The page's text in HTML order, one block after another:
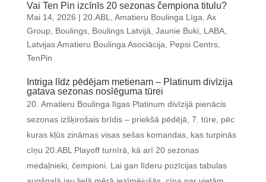
Vai Ten Pin izcīnīs 20 sezonas čempiona titulu?
Mai 14, 2026 | 20.ABL Amatieru Boulinga Līga Ax
Group, Boulings, Boulings Latvijā Jaunie Buki, LABA,
Latvijas Amatieru Boulinga Asociācija
Pepsi Centrs,
TenPin
Intriga līdz pēdējam metienam – Platinum divīzija
gatava sezonas noslēguma tūrei
Amatieru Boulinga līgas Platinum divīzijā pienācis
sezonas izšķirošais brīdis – priekšā pēdējā, 7. tūre, pēc
kuras kļūs zināmas visas sešas komandas, kas turpinās
cīņu 20.ABL Playoff turnīrā, kā arī 20 sezonas
medaļnieki, čempioni. Lai gan līderu pozīcijas tabulas